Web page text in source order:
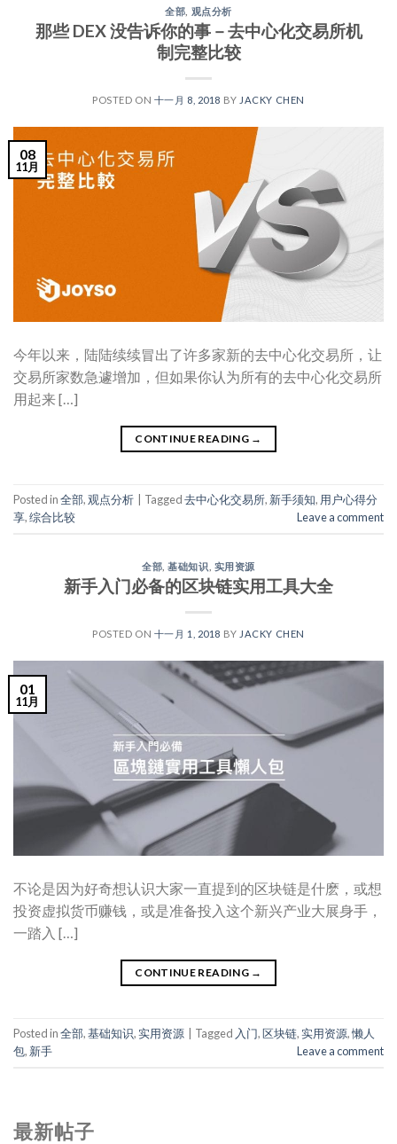
全部 观点分析
那些 DEX 没告诉你的事－去中心化交易所机
制完整比较
POSTED ON 十一月 8, 2018 BY JACKY CHEN
08
11月
今年以来，陆陆续续冒出了许多家新的去中心化交易所，让
交易所家数急遽增加，但如果你认为所有的去中心化交易所
用起来 […]
CONTINUE READING →
Posted in全部,观点分析 Tagged去中心化交易所, 新手须知, 用户心得分
享,综合比较 Leave a comment
全部 ,基础知识 实用资源
新手入门必备的区块链实用工具大全
POSTED ON 十一月 1, 2018 BY JACKY CHEN
01
11月
不论是因为好奇想认识大家一直提到的区块链是什麽，或想
投资虚拟货币赚钱，或是准备投入这个新兴产业大展身手，
一踏入 […]
CONTINUE READING →
Posted in全部,基础知识,实用资源 Tagged 入门,区块链,实用资源,懒人
包, 新手 Leave a comment
最新帖子